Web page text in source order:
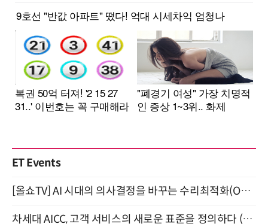
ET Events
[올쇼TV] AI 시대의 의사결정을 바꾸는 수리최적화(Optimization) 소개 (8/20 생방송)
차세대 AICC, 고객 서비스의 새로운 표준을 정의하다 (9/9)